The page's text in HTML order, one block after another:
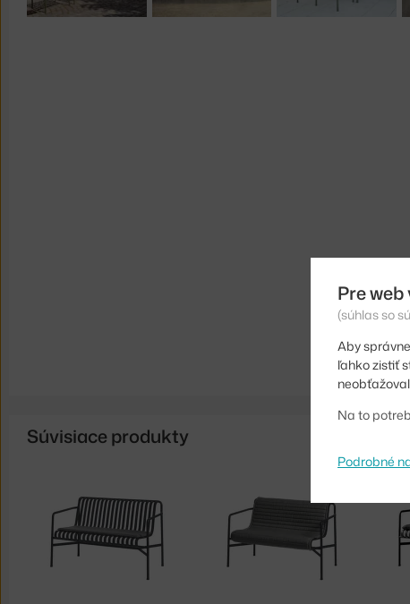
Súvisiace produkty
Pre
(súhlas so
Aby
ľahko zistiť
Na to
Podrobné